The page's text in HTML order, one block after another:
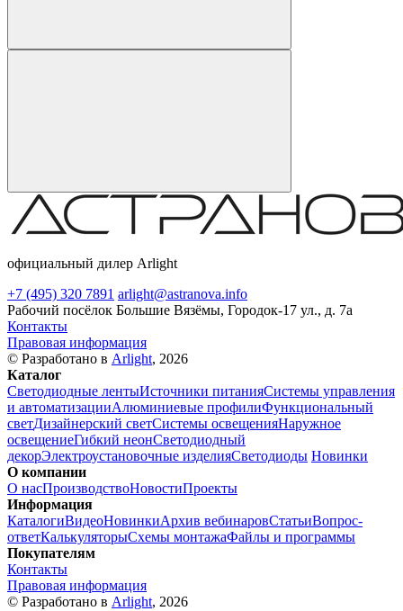
официальный дилер Arlight
+7 (495) 320 7891 arlight@astranova.info
Рабочий посёлок Большие Вязёмы, Городок-17 ул., д. 7а
Контакты
Правовая информация
© Разработано в Arlight, 2026
Каталог
Светодиодные лентыИсточники питанияСистемы управления
и автоматизацииАлюминиевые профилиФункциональный
светДизайнерский светСистемы освещенияНаружное
освещениеГибкий неонСветодиодный
декорЭлектроустановочные изделияСветодиоды Новинки
О компании
О насПроизводствоНовостиПроекты
Информация
КаталогиВидеоНовинкиАрхив вебинаровСтатьиВопрос-
ответКалькуляторыСхемы монтажаФайлы и программы
Покупателям
Контакты
Правовая информация
© Разработано в Arlight, 2026